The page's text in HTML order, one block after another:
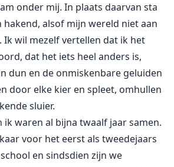
onder mij. In plaats daarvan sta
hakend, alsof mijn wereld niet aan
Ik wil mezelf vertellen dat ik het
dat het iets heel anders is,
dun en de onmiskenbare geluiden
door elke kier en spleet, omhullen
sluier.
ik waren al bijna twaalf jaar samen.
voor het eerst als tweedejaars
en sindsdien zijn we